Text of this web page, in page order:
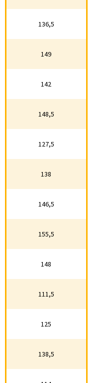
159,5
136,5
149
142
148,5
127,5
136,5
149
142
148,5
127,5
138
146,5
155,5
148
111,5
125
138,5